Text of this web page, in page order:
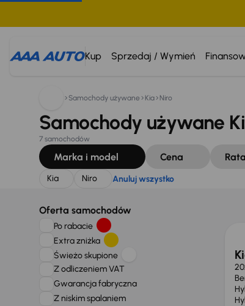
Kup Sprzedaj / Wymień
Szukam: Anuluj wszystko
Samochody używane Kia Niro
Samochody używane
7 samochodów
Marka i model Cena Rata
Kia Niro Anuluj wszystko
Oferta samochodów
Po rabacie
Extra zniżka
Świeżo skupione
Z odliczeniem VAT
Gwarancja fabryczna
Z niskim spalaniem